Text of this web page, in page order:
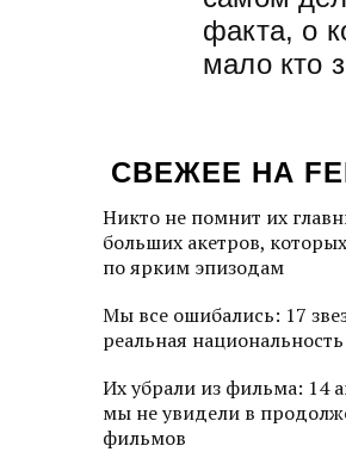
факта, о
мало кто
СВЕЖЕЕ НА
Никто не помнит их
больших акетров,
по ярким эпизодам
Мы все ошибались: 17
реальная
Их убрали из фильма: 14
мы не увидели в
фильмов